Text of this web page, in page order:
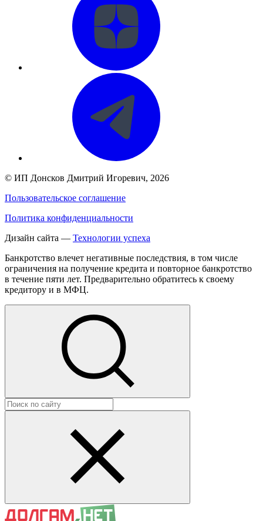
© ИП Донсков Дмитрий Игоревич, 2026
Пользовательское соглашение
Политика конфиденциальности
Дизайн сайта — Технологии успеха
Банкротство влечет негативные последствия, в том числе
ограничения на получение кредита и повторное банкротство
в течение пяти лет. Предварительно обратитесь к своему
кредитору и в МФЦ.